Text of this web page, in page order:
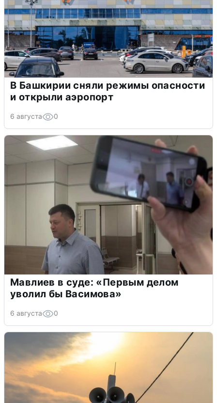
В Башкирии сняли режимы опасности
и открыли аэропорт
6 августа 0
Мавлиев в суде: «Первым делом
уволил бы Васимова»
6 августа 0